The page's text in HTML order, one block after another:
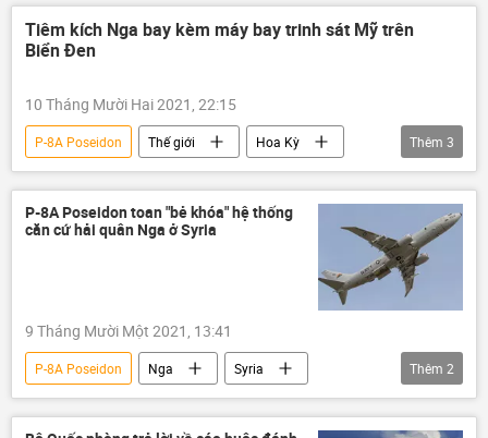
tuần dương hạm "Matxcơva"
Không quân Mỹ
Tiêm kích Nga bay kèm máy bay trinh sát Mỹ trên
Biển Đen
10 Tháng Mười Hai 2021, 22:15
P-8A Poseidon Thế giới
Hoa Kỳ
Nga
Biển Đen SU-30
Thêm 3
P-8A Poseidon toan "bẻ khóa" hệ thống
căn cứ hải quân Nga ở Syria
9 Tháng Mười Một 2021, 13:41
P-8A Poseidon Nga
Syria
Israel
Quân sự Tartus
Thêm 2